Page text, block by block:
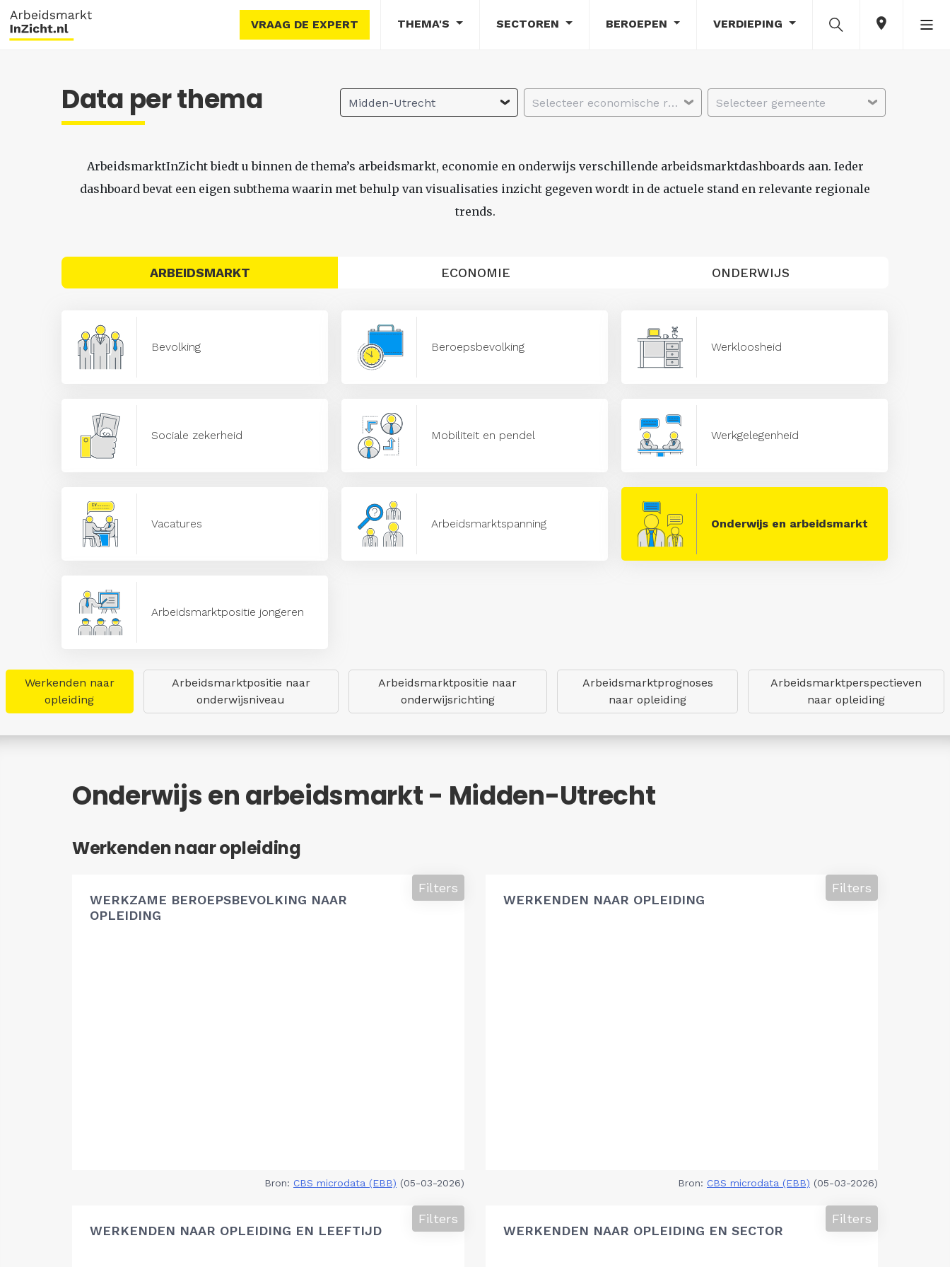
VRAAG DE EXPERT THEMA'S SECTOREN BEROEPEN VERDIEPING
Data per thema Midden-Utrecht Selecteer economische regio Selecteer gemeente
ArbeidsmarktInZicht biedt u binnen de thema’s arbeidsmarkt, economie en onderwijs verschillende arbeidsmarktdashboards aan. Ieder
dashboard bevat een eigen subthema waarin met behulp van visualisaties inzicht gegeven wordt in de actuele stand en relevante regionale
trends.
ARBEIDSMARKT ECONOMIE ONDERWIJS
Bevolking Beroepsbevolking Werkloosheid
Sociale zekerheid Mobiliteit en pendel Werkgelegenheid
Vacatures Arbeidsmarktspanning Onderwijs en arbeidsmarkt
Arbeidsmarktpositie jongeren
Werkenden naar
opleiding
Arbeidsmarktpositie naar
onderwijsniveau
Arbeidsmarktpositie naar
onderwijsrichting
Arbeidsmarktprognoses
naar opleiding
Arbeidsmarktperspectieven
naar opleiding
Onderwijs en arbeidsmarkt - Midden-Utrecht
Werkenden naar opleiding
WERKZAME BEROEPSBEVOLKING NAAR
OPLEIDING
Filters
Bron: CBS microdata (EBB) (05-03-2026)
WERKENDEN NAAR OPLEIDING
Filters
Bron: CBS microdata (EBB) (05-03-2026)
WERKENDEN NAAR OPLEIDING EN LEEFTIJD
Filters
WERKENDEN NAAR OPLEIDING EN SECTOR
Filters